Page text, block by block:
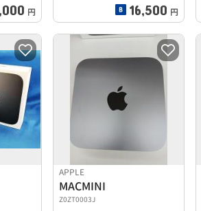
円 16,500 円
APPLE
MACMINI
Z0ZT0003J